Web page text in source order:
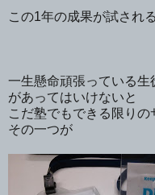
この1年の成果が試され
一生懸命頑張っている生
があってはいけないと
こだ塾でもできる限り
その一つが